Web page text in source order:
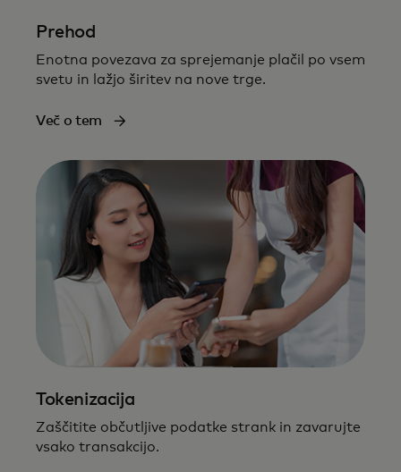
Prehod
Enotna povezava za sprejemanje plačil po vsem
svetu in lažjo širitev na nove trge​.
Več o tem
Tokenizacija
Zaščitite občutljive podatke strank in zavarujte
vsako transakcijo.